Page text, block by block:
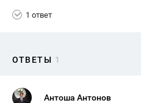
1 ответ
ОТВЕТЫ 1
Антоша Антонов